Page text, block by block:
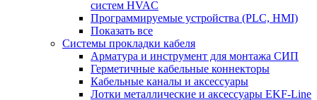
систем HVAC
Программируемые устройства (PLC, HMI)
Показать все
Системы прокладки кабеля
Арматура и инструмент для монтажа СИП
Герметичные кабельные коннекторы
Кабельные каналы и аксессуары
Лотки металлические и аксессуары EKF-Line